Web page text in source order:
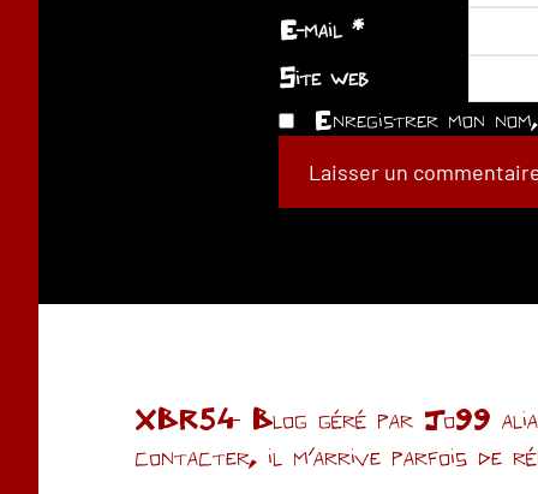
E-mail *
Site web
Enregistrer mon
XBR54- Blog géré par Jo99
contacter, il m'arrive parfois de